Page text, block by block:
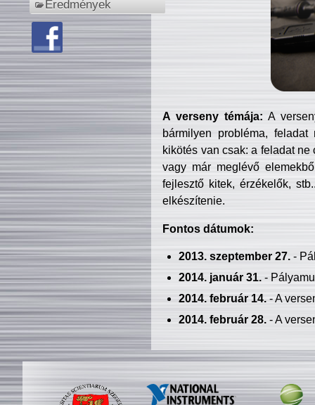
Eredmények
A verseny témája: A
bármilyen probléma, feladat
kikötés van csak: a feladat
vagy már meglévő
fejlesztő kitek, érzékelők,
elkészítenie.
Fontos dátumok:
2013. szeptember 27.-
2014. január 31.-
2014. február 14.- A
2014. február 28.- A